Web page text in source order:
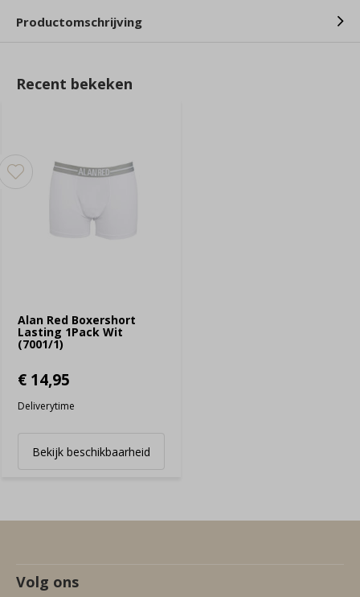
Productomschrijving
Recent bekeken
Alan Red Boxershort
Lasting 1Pack Wit
(7001/1)
€ 14,95
Deliverytime
Bekijk beschikbaarheid
Volg ons